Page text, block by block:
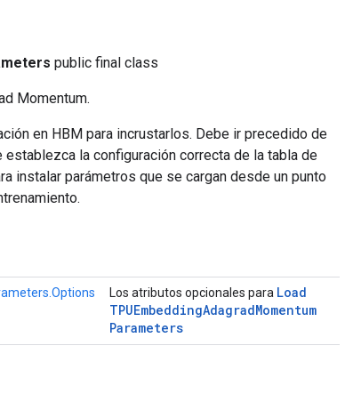
public final class
Momentum.
en HBM para incrustarlos. Debe ir precedido de
la configuración correcta de la tabla de
instalar parámetros que se cargan desde un punto
Los atributos opcionales para Load
TPUEmbeddingAdagradMomentum
Parameters